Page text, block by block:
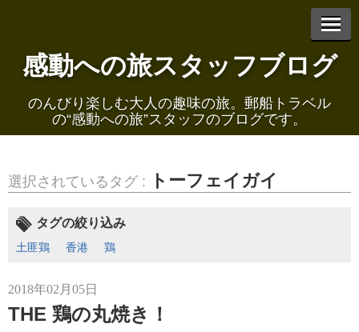
感動への旅スタッフブログ
のんびり楽しむ大人の趣味の旅。郵船トラベル
の“感動への旅”スタッフのブログです。
選択されているタグ : トーフェイガイ
タグの絞り込み
土匪鶏 香港 鶏
2018年02月05日
THE 鶏の丸焼き！
エントリーリスト
賤ヶ岳の戦いと銘酒「七本槍」